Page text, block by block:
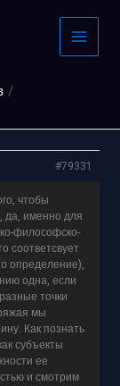
#79331
чтобы
да, именно для
философско-
соответсвует
определение),
одна, если
точки
мы
Как познать
субъекты
ее
и смотрим